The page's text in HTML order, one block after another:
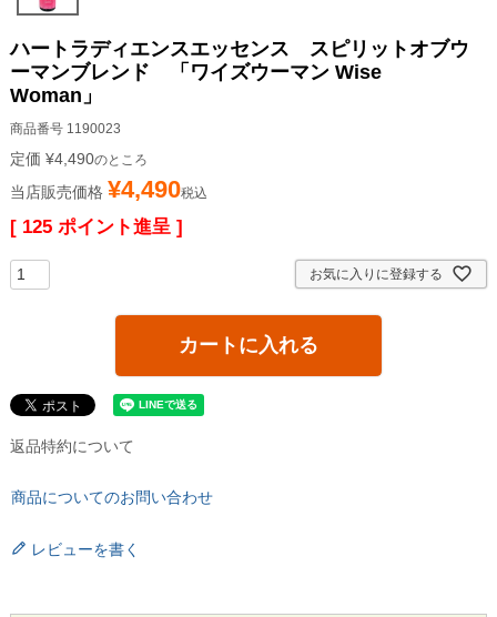
ハートラディエンスエッセンス スピリットオブウ
ーマンブレンド 「ワイズウーマン Wise
Woman」
商品番号 1190023
定価 ¥4,490のところ
当店販売価格 ¥4,490税込
[ 125 ポイント進呈 ]
お気に入りに登録する
カートに入れる
返品特約について
商品についてのお問い合わせ
レビューを書く